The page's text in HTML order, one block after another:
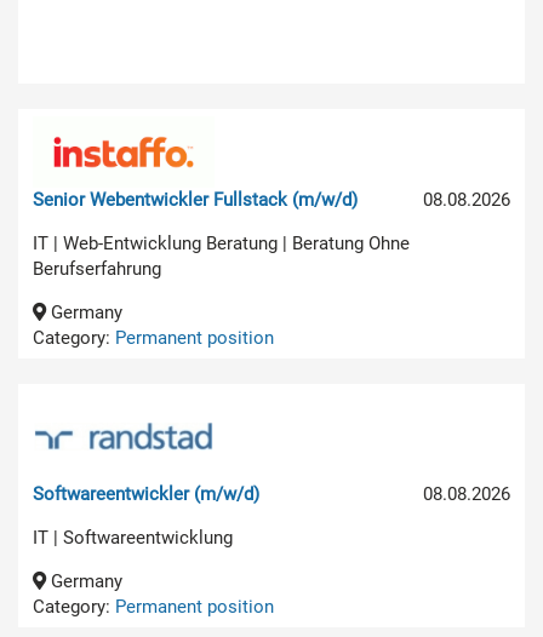
08.08.2026
Senior Webentwickler Fullstack (m/w/d)
IT | Web-Entwicklung Beratung | Beratung Ohne
Berufserfahrung
Germany
Category: Permanent position
08.08.2026
Softwareentwickler (m/w/d)
IT | Softwareentwicklung
Germany
Category: Permanent position